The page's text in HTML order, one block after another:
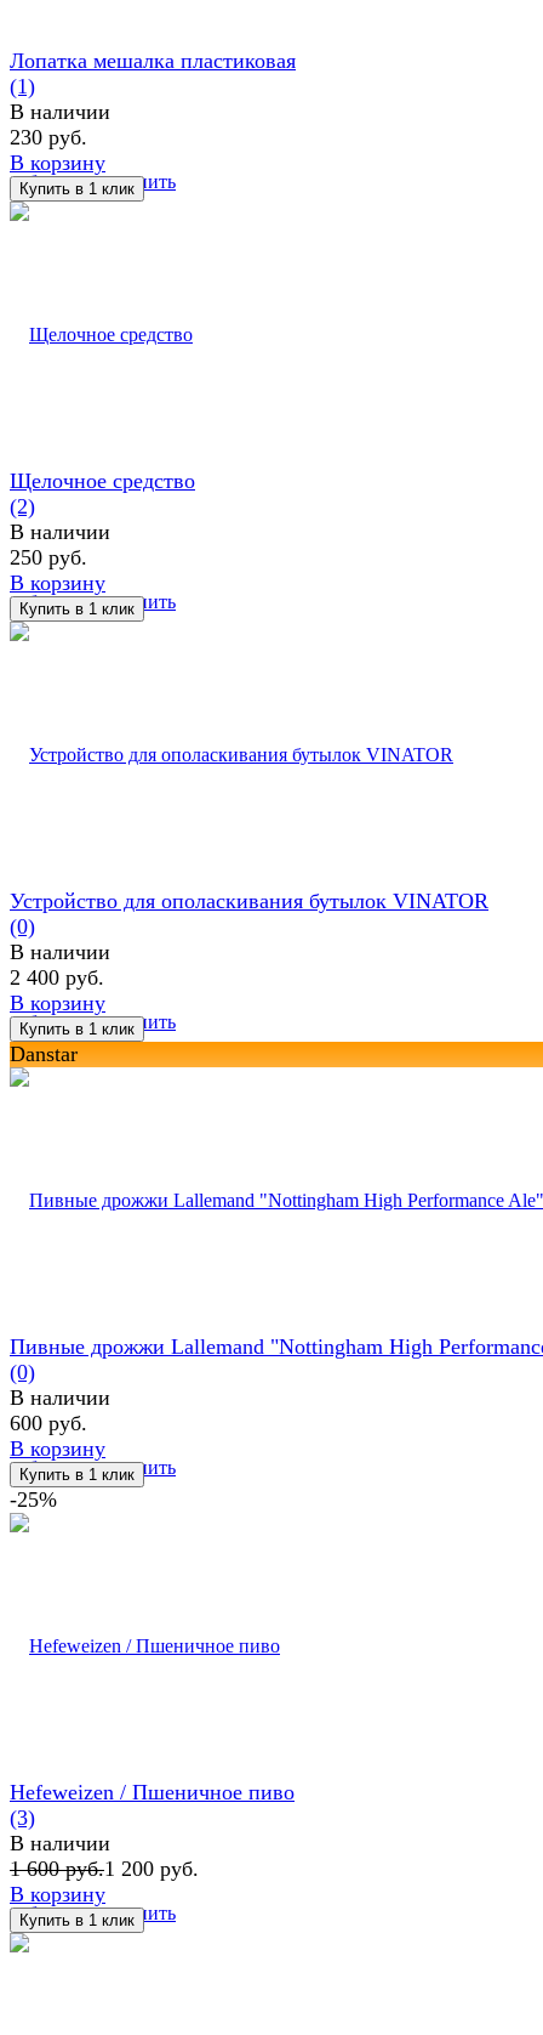
избранное сравнить
Лопатка мешалка пластиковая
(1)
В наличии
230 руб.
В корзину
избранное сравнить
Щелочное средство
(2)
В наличии
250 руб.
В корзину
избранное сравнить
Устройство для ополаскивания бутылок VINATOR
(0)
В наличии
2 400 руб.
В корзину
Danstar
избранное сравнить
Пивные дрожжи Lallemand "Nottingham High
(0)
В наличии
600 руб.
В корзину
-25%
избранное сравнить
Hefeweizen / Пшеничное пиво
(3)
В наличии
1 600 руб.1 200 руб.
В корзину